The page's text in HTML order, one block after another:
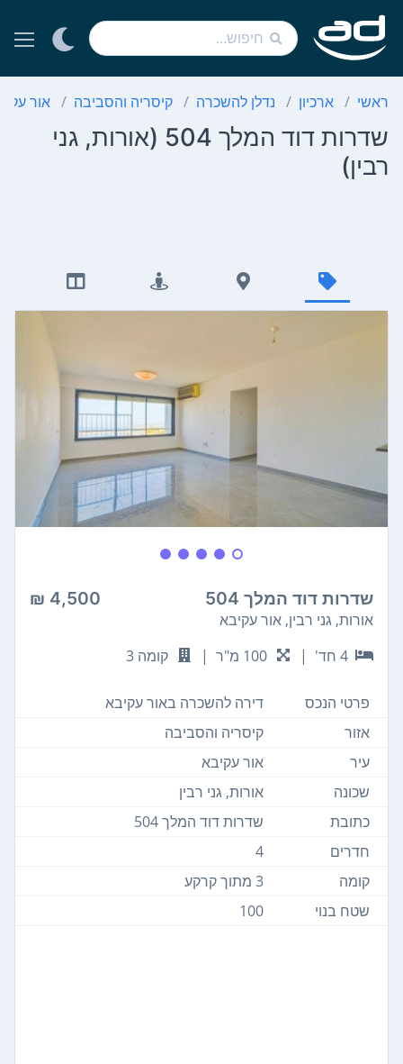
ראשי ארכיון נדלן להשכרה קיסריה והסביבה אור
שדרות דוד המלך 504 (אורות, גני
רבין)
שדרות דוד המלך 504 4,500 ₪
אורות, גני רבין, אור עקיבא
4 חד'
| 100 מ"ר | קומה 3
פרטי הנכס
דירה להשכרה באור עקיבא
אזור
קיסריה והסביבה
עיר
אור עקיבא
שכונה
אורות, גני רבין
כתובת
שדרות דוד המלך 504
חדרים
4
קומה
3 מתוך קרקע
שטח בנוי
100